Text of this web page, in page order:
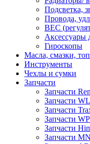
Подсветка,
Провода,
BEC
Аксессуары
Гироскопы
Масла, смазки,
Инструменты
Чехлы и сумки
Запчасти
Запчасти
Запчасти
Запчасти
Запчасти
Запчасти
Запчасти